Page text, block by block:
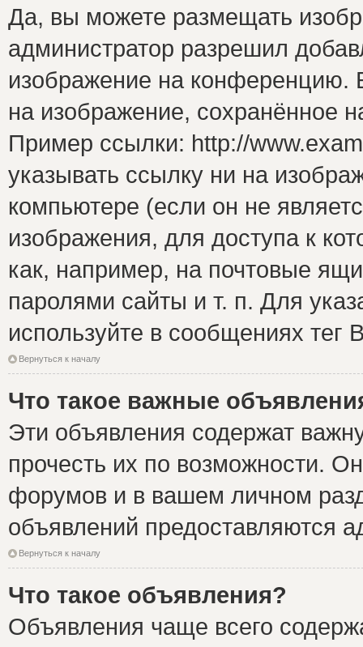
Да, вы можете размещать
администратор разрешил
изображение на конференцию.
на изображение, сохранённое
Пример ссылки: http://
указывать ссылку ни на
компьютере (если он не
изображения, для доступа к
как, например, на почтовые
паролями сайты и т. п. Для
используйте в сообщениях тег
Вернуться к началу
Что такое важные
Эти объявления содержат
прочесть их по возможности.
форумов и в вашем личном
объявлений предоставляются
Вернуться к началу
Что такое объявления?
Объявления чаще всего